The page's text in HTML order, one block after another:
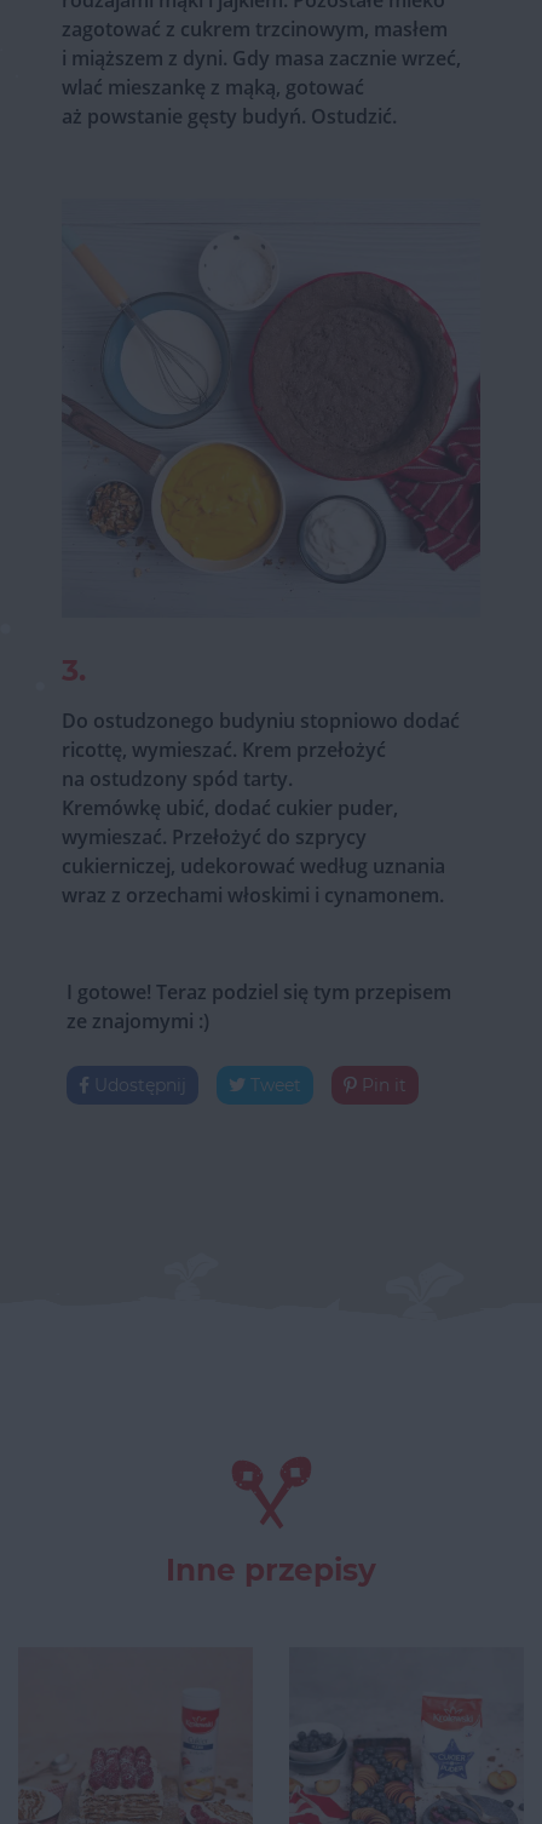
zagotować z cukrem trzcinowym, masłem
i miąższem z dyni. Gdy masa zacznie wrzeć,
wlać mieszankę z mąką, gotować
aż powstanie gęsty budyń. Ostudzić.
3.
Do ostudzonego budyniu stopniowo dodać
ricottę, wymieszać. Krem przełożyć
na ostudzony spód tarty.
Kremówkę ubić, dodać cukier puder,
wymieszać. Przełożyć do szprycy
cukierniczej, udekorować według uznania
wraz z orzechami włoskimi i cynamonem.
I gotowe! Teraz podziel się tym przepisem
ze znajomymi :)
Udostępnij Tweet Pin it
Inne przepisy